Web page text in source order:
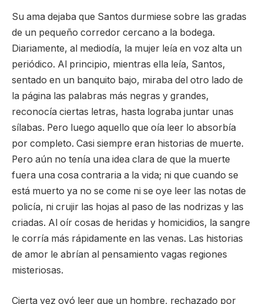
Su ama dejaba que Santos durmiese sobre las gradas
de un pequeño corredor cercano a la bodega.
Diariamente, al mediodía, la mujer leía en voz alta un
periódico. Al principio, mientras ella leía, Santos,
sentado en un banquito bajo, miraba del otro lado de
la página las palabras más negras y grandes,
reconocía ciertas letras, hasta lograba juntar unas
sílabas. Pero luego aquello que oía leer lo absorbía
por completo. Casi siempre eran historias de muerte.
Pero aún no tenía una idea clara de que la muerte
fuera una cosa contraria a la vida; ni que cuando se
está muerto ya no se come ni se oye leer las notas de
policía, ni crujir las hojas al paso de las nodrizas y las
criadas. Al oír cosas de heridas y homicidios, la sangre
le corría más rápidamente en las venas. Las historias
de amor le abrían al pensamiento vagas regiones
misteriosas.
Cierta vez oyó leer que un hombre, rechazado por